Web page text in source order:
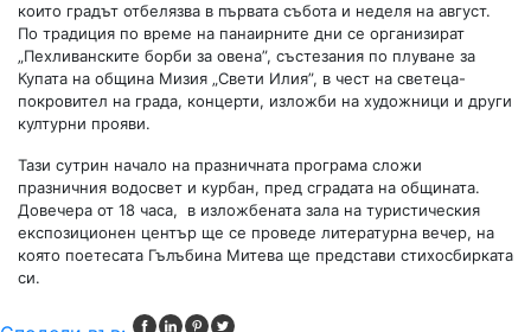
които градът отбелязва в първата събота и неделя на август.
По традиция по време на панаирните дни се организират
„Пехливанските борби за овена”, състезания по плуване за
Купата на община Мизия „Свети Илия”, в чест на светеца-
покровител на града, концерти, изложби на художници и други
културни прояви.
Тази сутрин начало на празничната програма сложи
празничния водосвет и курбан, пред сградата на общината.
Довечера от 18 часа, в изложбената зала на туристическия
експозиционен център ще се проведе литературна вечер, на
която поетесата Гълъбина Митева ще представи стихосбирката
си.